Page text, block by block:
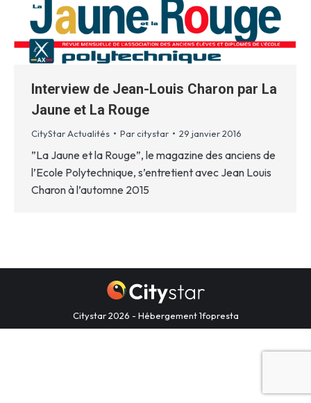
Interview de Jean-Louis Charon par La
Jaune et La Rouge
CityStar Actualités Par citystar 29 janvier 2016
”La Jaune et la Rouge”, le magazine des anciens de
l’Ecole Polytechnique, s’entretient avec Jean Louis
Charon à l’automne 2015
Citystar 2026 - Hébergement1fopresta